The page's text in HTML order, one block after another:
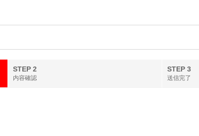
STEP 2
内容確認
STEP 3
送信完了